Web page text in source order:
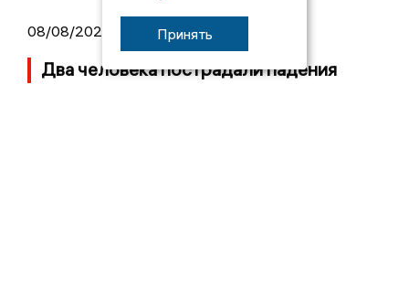
08/08/2026 07:27
Два человека пострадали падения
Принять